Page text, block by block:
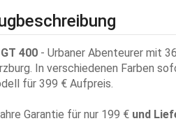
400- Urbaner Abenteurer mit
In verschiedenen Farben
für 399 € Aufpreis.
Garantie für nur 199 € und